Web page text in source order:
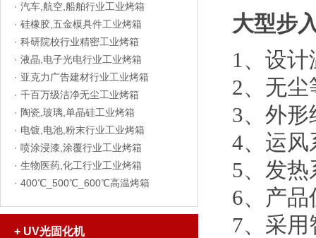
· 汽车,航空,船舶行业工业烤箱
· 硅橡胶,五金模具件工业烤箱
· 科研院校行业精密工业烤箱
· 液晶,电子光电行业工业烤箱
· 亚克力广告建材行业工业烤箱
· 千百万级洁净无尘工业烤箱
· 陶瓷,玻璃,单晶硅工业烤箱
· 电镀,电池,粉末行业工业烤箱
· 喷涂浸漆,涂覆行业工业烤箱
· 生物医药,化工行业工业烤箱
· 400℃_500℃_600℃高温烤箱
+ UV光固化机
大型步
1、设
2、无尘
3、外
4、运风
5、发
6、产
7、采